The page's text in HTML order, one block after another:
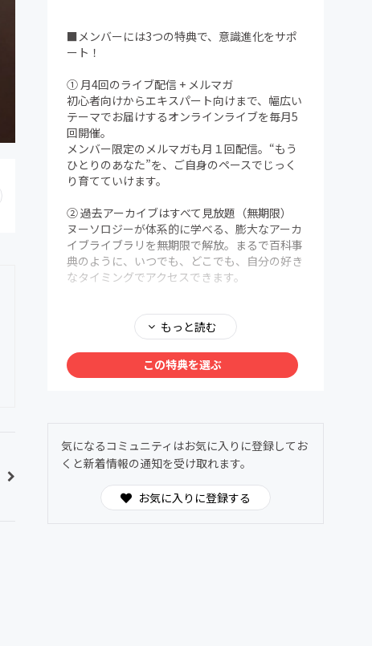
■メンバーには3つの特典で、意識進化をサポ
ート！
① 月4回のライブ配信 + メルマガ
初心者向けからエキスパート向けまで、幅広い
テーマでお届けするオンラインライブを毎月5
回開催。
メンバー限定のメルマガも月１回配信。“もう
ひとりのあなた”を、ご自身のペースでじっく
り育てていけます。
② 過去アーカイブはすべて見放題（無期限）
ヌーソロジーが体系的に学べる、膨大なアーカ
イブライブラリを無期限で解放。まるで百科事
典のように、いつでも、どこでも、自分の好き
なタイミングでアクセスできます。
メンバー同士で、深く、安心して語り合える場
を用意しました。ヌーソロジーの世界観に共鳴
する仲間たちが集う24時間オープンの対話空
間。
もっと読む
この特典を選ぶ
気になるコミュニティはお気に入りに登録してお
くと新着情報の通知を受け取れます。
お気に入りに登録する